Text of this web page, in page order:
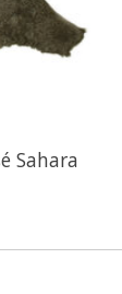
Sahara